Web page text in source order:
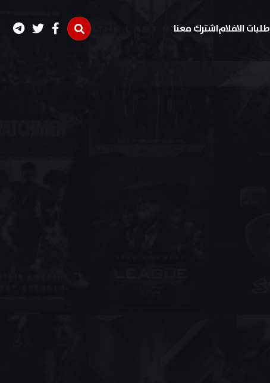
طلبات الافلاماشترك معنا